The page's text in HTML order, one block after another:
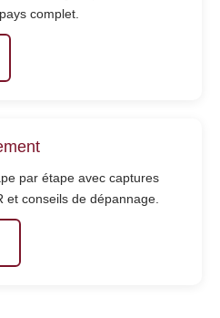
complet.
par étape avec captures
et conseils de dépannage.